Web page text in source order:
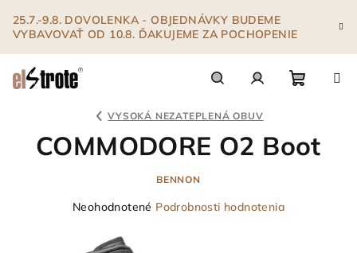
obsah
25.7.-9.8. DOVOLENKA - OBJEDNÁVKY BUDEME
VYBAVOVAŤ OD 10.8. ĎAKUJEME ZA POCHOPENIE
košík
VYSOKÁ NEZATEPLENÁ OBUV
COMMODORE O2 Boot
BENNON
Priemerné
produktu
Neohodnotené Podrobnosti hodnotenia